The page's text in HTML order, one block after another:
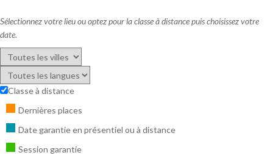
Sélectionnez votre lieu ou optez pour la classe à distance puis choisissez votre
date.
Classe à distance
Dernières places
Date garantie en présentiel ou à distance
Session garantie